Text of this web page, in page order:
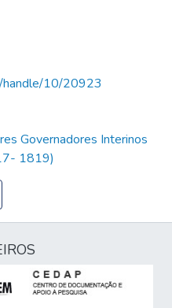
handle/10/20923
Governadores Interinos
1819)